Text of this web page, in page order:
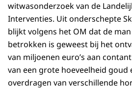
witwasonderzoek van de
Interventies. Uit onderschepte
blijkt volgens het OM dat de
betrokken is geweest bij het
van miljoenen euro’s aan
van een grote hoeveelheid goud
overdragen van verschillende